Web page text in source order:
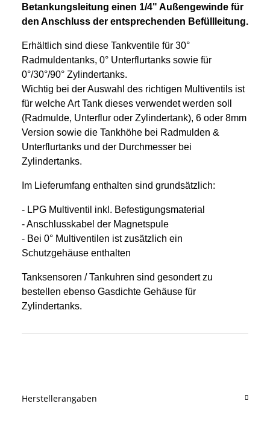
Betankungsleitung einen 1/4" Außengewinde für
den Anschluss der entsprechenden Befüllleitung.
Erhältlich sind diese Tankventile für 30°
Radmuldentanks, 0° Unterflurtanks sowie für
0°/30°/90° Zylindertanks.
Wichtig bei der Auswahl des richtigen Multiventils ist
für welche Art Tank dieses verwendet werden soll
(Radmulde, Unterflur oder Zylindertank), 6 oder 8mm
Version sowie die Tankhöhe bei Radmulden &
Unterflurtanks und der Durchmesser bei
Zylindertanks.
Im Lieferumfang enthalten sind grundsätzlich:
- LPG Multiventil inkl. Befestigungsmaterial
- Anschlusskabel der Magnetspule
- Bei 0° Multiventilen ist zusätzlich ein
Schutzgehäuse enthalten
Tanksensoren / Tankuhren sind gesondert zu
bestellen ebenso Gasdichte Gehäuse für
Zylindertanks.
Herstellerangaben